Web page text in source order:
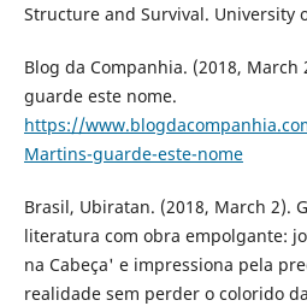
Structure and Survival. University
Blog da Companhia. (2018, March
guarde este nome.
https://
Martins-guarde-este-nome
Brasil, Ubiratan. (2018, March 2).
literatura com obra empolgante:
na Cabeça' e impressiona pela
realidade sem perder o colorido